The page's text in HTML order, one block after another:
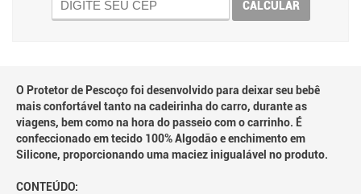
CALCULAR
O Protetor de Pescoço foi desenvolvido para deixar seu bebê
mais confortável tanto na cadeirinha do carro, durante as
viagens, bem como na hora do passeio com o carrinho. É
confeccionado em tecido 100% Algodão e enchimento em
Silicone, proporcionando uma maciez inigualável no produto.
CONTEÚDO: